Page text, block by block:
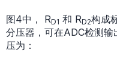
图4中， RD1 和 RD2构成
分压器，可在ADC检测
压为：